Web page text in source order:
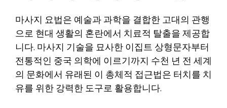
마사지 요법은 예술과 과학을 결합한 고대의 관행
으로 현대 생활의 혼란에서 치료적 탈출을 제공합
니다. 마사지 기술을 묘사한 이집트 상형문자부터
전통적인 중국 의학에 이르기까지 수천 년 전 세계
의 문화에서 유래된 이 총체적 접근법은 터치를 치
유를 위한 강력한 도구로 활용합니다.